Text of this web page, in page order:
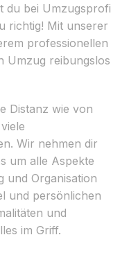
du bei Umzugsprofi
richtig! Mit unserer
professionellen
Umzug reibungslos
Distanz wie von
Wir nehmen dir
um alle Aspekte
und Organisation
und persönlichen
und
im Griff.